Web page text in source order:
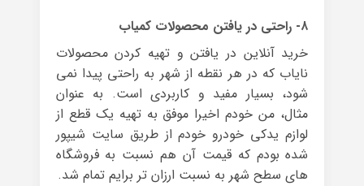
۸- راحتی در یافتن محصولات کمیاب
خرید آنلاین در یافتن و تهیه کردن محصولات
نایاب که در هر نقطه از شهر به راحتی پیدا نمی
شود، بسیار مفید و کاربردی است. به عنوان
مثال، من خودم اخیرا موفق به تهیه یک قطع از
لوازم یدکی خودرو خودم از طریق سایت شیپور
شده بودم که قیمت آن هم نسبت به فروشگاه
های سطح شهر به نسبت ارزان تر برایم تمام شد.